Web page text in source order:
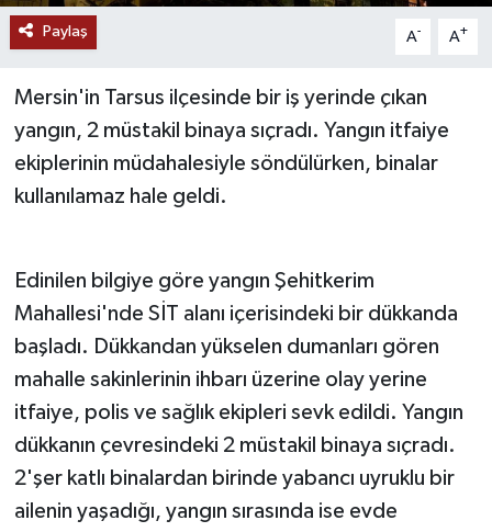
Paylaş A- A+
Mersin'in Tarsus ilçesinde bir iş yerinde çıkan
yangın, 2 müstakil binaya sıçradı. Yangın itfaiye
ekiplerinin müdahalesiyle söndülürken, binalar
kullanılamaz hale geldi.
Edinilen bilgiye göre yangın Şehitkerim
Mahallesi'nde SİT alanı içerisindeki bir dükkanda
başladı. Dükkandan yükselen dumanları gören
mahalle sakinlerinin ihbarı üzerine olay yerine
itfaiye, polis ve sağlık ekipleri sevk edildi. Yangın
dükkanın çevresindeki 2 müstakil binaya sıçradı.
2'şer katlı binalardan birinde yabancı uyruklu bir
ailenin yaşadığı, yangın sırasında ise evde
SPONSORLU YAZI
SPOR
TEKNOLOJİ